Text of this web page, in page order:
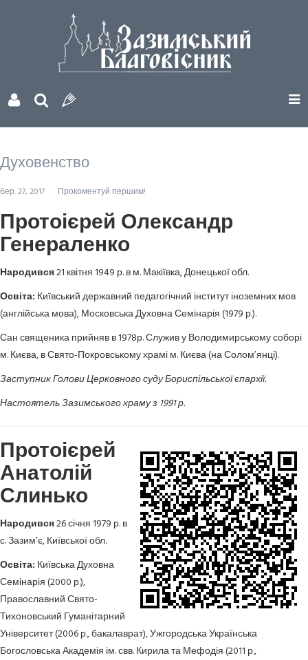
Духовенство
бер. 27, 2017 Прокоментуй першим!
Протоієрей Олександр
Генераленко
Народився21 квітня 1949 р. в м. Макіївка, Донецької обл.
Освіта: Київський державний педагогічний інститут іноземних мов
(англійська мова), Московська Духовна Семінарія (1979 р.).
Сан священика прийняв в 1978р. Служив у Володимирському соборі
м. Києва, в Свято-Покровському храмі м. Києва (на Солом’янці).
Заступник Голови Церковного суду Бориспільської єпархії.
Настоятель Зазимського храму з 1991 р.
Протоієрей
Анатолій
Слинько
Народився26 січня 1979 р. в
с. Зазим’є, Київської обл.
Освіта: Київська Духовна
Семінарія (2000 р.),
Православний Свято-
Тихоновський Гуманітарний
Університет (2006 р., бакалаврат), Ужгородська Українська
Богословська Академія ім. свв. Кирила та Мефодія (2011 р.,